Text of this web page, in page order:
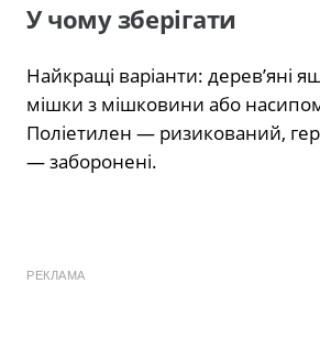
У чому зберігати
Найкращі варіанти: дерев’яні
мішки з мішковини або
Поліетилен — ризикований,
— заборонені.
РЕКЛАМА